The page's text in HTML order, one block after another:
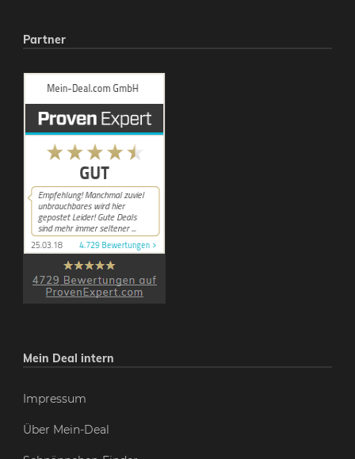
Partner
Mein Deal intern
Impressum
Über Mein-Deal